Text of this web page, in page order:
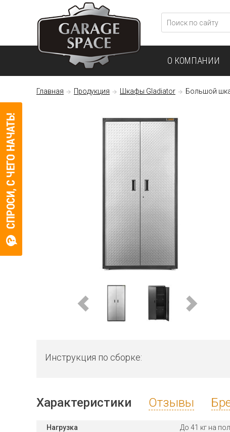
О КОМПАНИИ
Главная Продукция Шкафы Gladiator Большой
Инструкция по сборке:
Характеристики Отзывы
Нагрузка
До 41 кг на